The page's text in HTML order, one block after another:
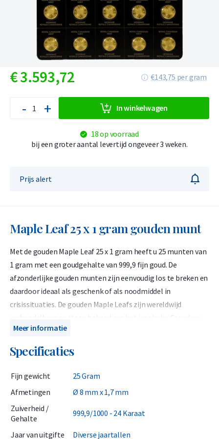
€3.593,72 €143,75 per gram
- + In winkelwagen
18 op voorraad
bij een groter aantal levertijd ongeveer 3 weken.
Prijs alert
Maple Leaf 25 x 1 gram gouden munt
Met de gouden Maple Leaf 25 x 1 gram heeft u 25 munten van
1 gram met een goudgehalte van 999,9 fijn goud. De
afzonderlijke gouden munten zijn eenvoudig los te breken en
daardoor ideaal als geschenk of als noodmiddel in
crisissituaties. De gouden Maple Leafs zijn wereldwijd
verhandelbaar en staan bekend om het iconische Canadese
esdoornblad op de voorzijde. De Maple Leaf is een van de
meest verkochte beleggingsmunten ter wereld.
in 2014. De gouden munten van 1 gram worden geleverd in
een set van 25 stuks in een verzamelblisterverpakking met
af te breken. De blisterverpakking dient tevens als
Meer informatie
Specificaties
Fijn gewicht
25 Gram
Afmetingen
Ø 8 mm x 1,7 mm
Zuiverheid /
Gehalte
999,9/1000 - 24 Karaat
Jaar van uitgifte Diverse jaartallen